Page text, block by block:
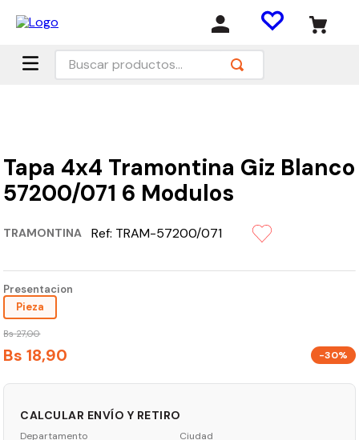
Buscar productos...
Tapa 4x4 Tramontina Giz Blanco
57200/071 6 Modulos
TRAMONTINA Ref: TRAM-57200/071
Presentacion
Pieza
Bs 27,00
Bs 18,90 -30%
CALCULAR ENVÍO Y RETIRO
Departamento Ciudad